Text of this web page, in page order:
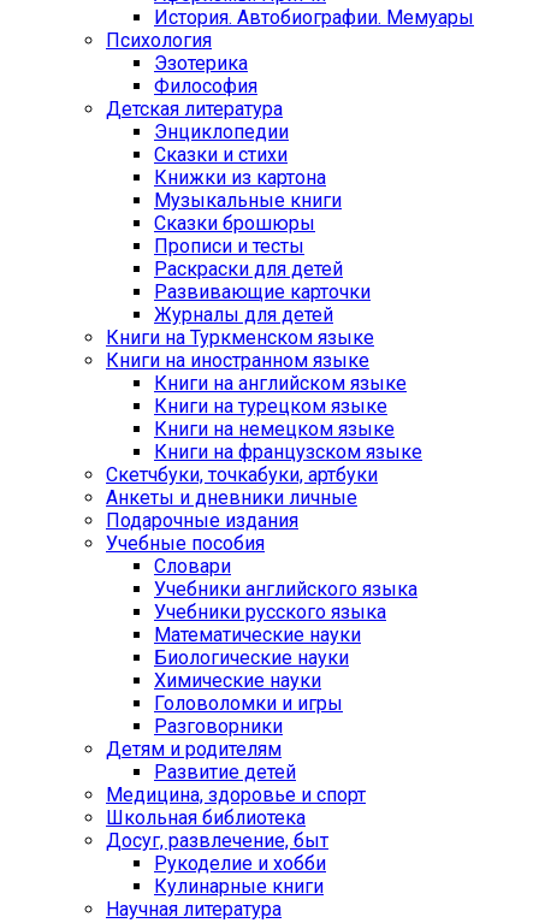
История. Автобиографии. Мемуары
Психология
Эзотерика
Философия
Детская литература
Энциклопедии
Сказки и стихи
Книжки из картона
Музыкальные книги
Сказки брошюры
Прописи и тесты
Раскраски для детей
Развивающие карточки
Журналы для детей
Книги на Туркменском языке
Книги на иностранном языке
Книги на английском языке
Книги на турецком языке
Книги на немецком языке
Книги на французском языке
Cкетчбуки, точкабуки, артбуки
Анкеты и дневники личные
Подарочные издания
Учебные пособия
Словари
Учебники английского языка
Учебники русского языка
Математические науки
Биологические науки
Химические науки
Головоломки и игры
Разговорники
Детям и родителям
Развитие детей
Медицина, здоровье и спорт
Школьная библиотека
Досуг, развлечение, быт
Рукоделие и хобби
Кулинарные книги
Научная литература